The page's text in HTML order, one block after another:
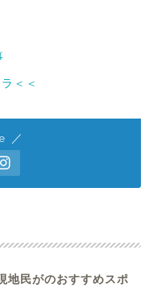
＜＜
／
地民がのおすすめスポ